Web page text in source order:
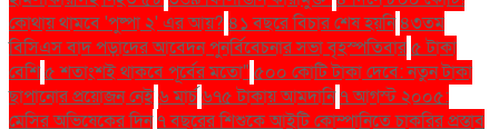
কোথায় থামবে 'পুষ্পা ২' এর আয়? ৪১ বছরে বিচার শেষ হয়নি৪৩তম
বিসিএস বাদ পড়াদের আবেদন পুনর্বিবেচনার সভা বৃহস্পতিবার৫ টাকা
বেশি৫ শতাংশই থাকবে পূর্বের মতো" ৫০০ কোটি টাকা দেবে: নতুন টাকা
ছাপানোর প্রয়োজন নেই৬ মার্চ৬৭৫ টাকায় আমদানি৭ আগস্ট ২০০৫:
মেসির অভিষেকের দিন৭ বছরের শিশুকে আইটি কোম্পানিতে চাকরির প্রস্তাব